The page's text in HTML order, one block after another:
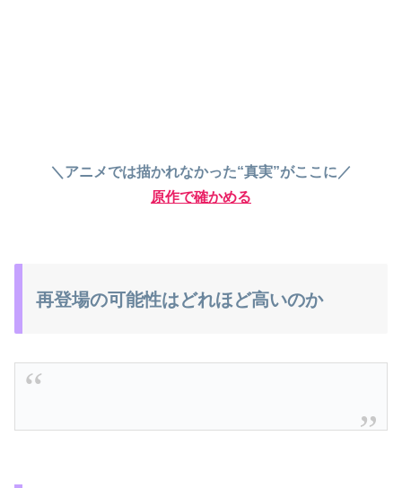
＼アニメでは描かれなかった“真実”がここに／
原作で確かめる
再登場の可能性はどれほど高いのか